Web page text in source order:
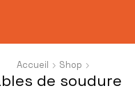
Accueil Shop
de soudure